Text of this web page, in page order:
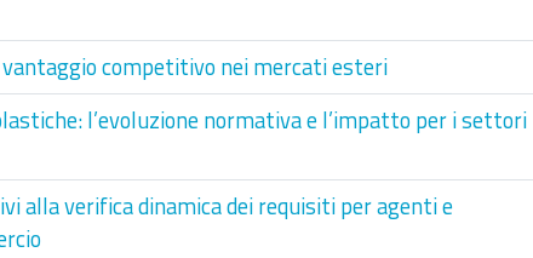
competitivo nei mercati esteri
l’evoluzione normativa e l’impatto per i settori
alla verifica dinamica dei requisiti per agenti e